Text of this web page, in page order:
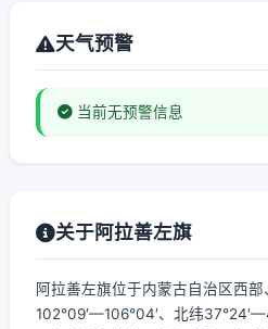
天气预警
当前无预警信息
关于阿拉善左旗
阿拉善左旗位于内蒙古自治区西
102°09′—106°04′、北纬